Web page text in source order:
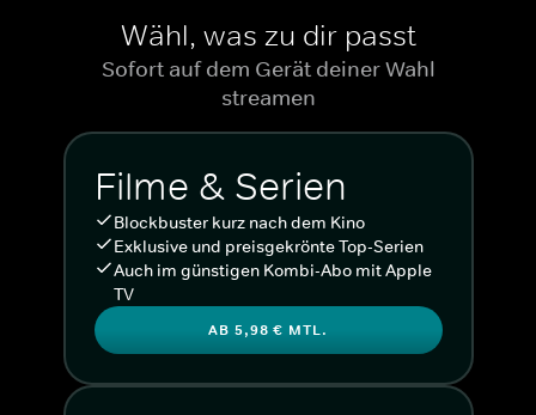
Wähl, was zu dir passt
Sofort auf dem Gerät deiner Wahl
streamen
Filme & Serien
Blockbuster kurz nach dem Kino
Exklusive und preisgekrönte Top-Serien
Auch im günstigen Kombi-Abo mit Apple
TV
AB 5,98 € MTL.